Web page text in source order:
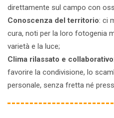
direttamente sul campo con
Conoscenza del territorio: ci
cura, noti per la loro fotogenia
varietà e la luce;
Clima rilassato e collaborativo
favorire la condivisione, lo
personale, senza fretta né